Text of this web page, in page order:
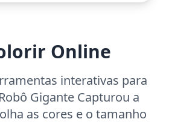
Online
interativas para
Gigante Capturou a
as cores e o tamanho